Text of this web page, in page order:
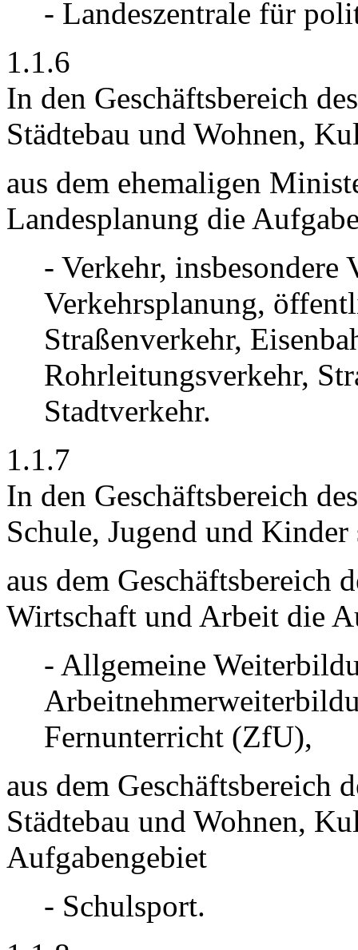
- Landeszentrale für
1.1.6
In den Geschäftsbereich
Städtebau und Wohnen,
aus dem ehemaligen
Landesplanung die
- Verkehr,
Verkehrsplanung,
Straßenverkehr,
Rohrleitungsverkehr,
Stadtverkehr.
1.1.7
In den Geschäftsbereich
Schule, Jugend und Kinder
aus dem Geschäftsbereich
Wirtschaft und Arbeit die
- Allgemeine
Fernunterricht (ZfU),
aus dem Geschäftsbereich
Städtebau und Wohnen,
Aufgabengebiet
- Schulsport.